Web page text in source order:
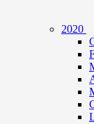
2020